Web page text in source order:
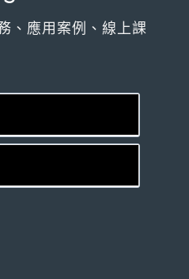
、應用案例、線上課